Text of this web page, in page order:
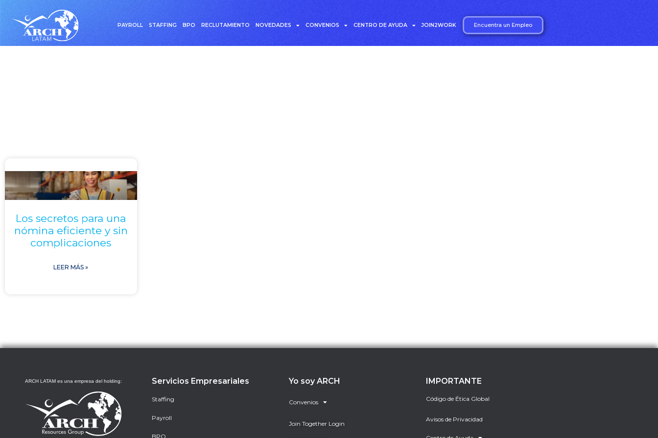
PAYROLL STAFFING BPO RECLUTAMIENTO NOVEDADES CONVENIOS CENTRO DE AYUDA JOIN2WORK Encuentra un Empleo
Los secretos para una
nómina eficiente y sin
complicaciones
LEER MÁS »
ARCH LATAM es una empresa del holding: Servicios Empresariales
Staffing
Payroll
BPO
Yo soy ARCH
Convenios
Join Together Login
IMPORTANTE
Código de Ética Global
Avisos de Privacidad